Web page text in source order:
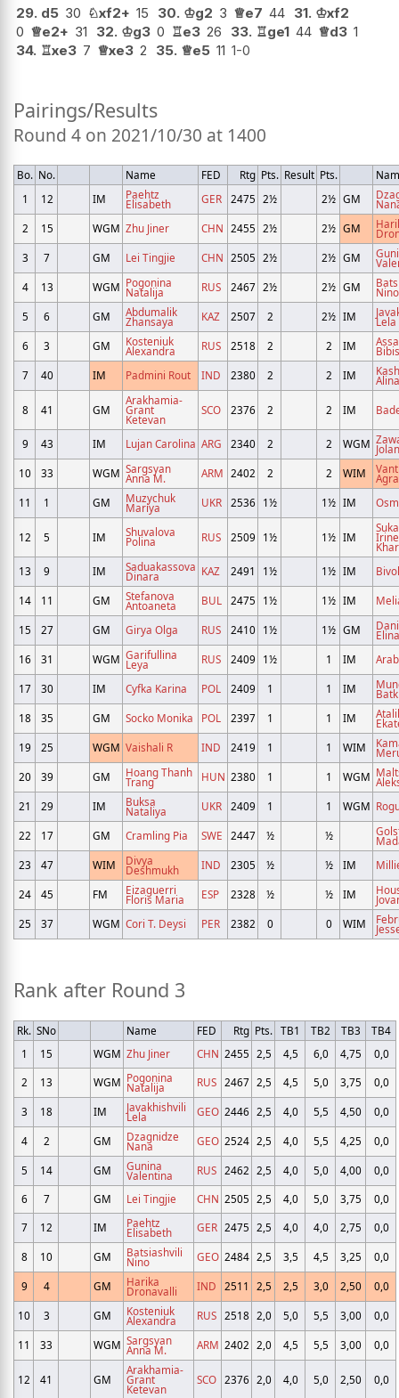
29. d5 30 ♘xf2+ 15 30. ♔g2 3 ♕e7 44 31. ♔xf2
0 ♕e2+ 31 32. ♔g3 0 ♖e3 26 33. ♖ge1 44 ♕d3 1
34. ♖xe3 7 ♕xe3 2 35. ♕e5 11 1-0
Pairings/Results
Round 4 on 2021/10/30 at 1400
Bo. No. Name FED Rtg Pts. Result Pts.
1
12 IM Paehtz
Elisabeth GER 2475 2½ 2½ GM
2
15 WGM Zhu Jiner CHN 2455 2½ 2½ GM
3
7 GM Lei Tingjie CHN 2505 2½ 2½ GM
4
13 WGM Pogonina
Natalija RUS 2467 2½ 2½ GM
Nino
5
6 GM Abdumalik
Zhansaya KAZ 2507 2 2½ IM
Lela
6
3 GM Kosteniuk
Alexandra RUS 2518 2 2 IM
7
40 IM Padmini Rout IND 2380 2 2 IM Alina
8 41 GM
Arakhamia-
Grant
Ketevan
SCO 2376 2 2 IM
9 43 IM Lujan Carolina ARG 2340 2 2 WGM
10
33 WGM Sargsyan
Anna M. ARM 2402 2 2 WIM
11
1 GM Muzychuk
Mariya UKR 2536 1½ 1½ IM
12 5 IM Shuvalova
Polina RUS 2509 1½ 1½ IM Irine
13
9 IM Saduakassova
Dinara KAZ 2491 1½ 1½ IM
14 11 GM Stefanova
Antoaneta BUL 2475 1½ 1½ IM
15 27 GM Girya Olga RUS 2410 1½ 1½ GM
Elina
16
31 WGM Garifullina
Leya RUS 2409 1½ 1 IM
17 30 IM Cyfka Karina POL 2409 1 1 IM
18
35 GM Socko Monika POL 2397 1 1 IM
19
25 WGM Vaishali R IND 2419 1 1 WIM
20
39 GM Hoang Thanh
Trang HUN 2380 1 1 WGM
21
29 IM Buksa
Nataliya UKR 2409 1 1 WGM
22 17 GM Cramling Pia SWE 2447 ½ ½
23
47 WIM Divya
Deshmukh IND 2305 ½ ½ IM
24 45 FM Eizaguerri
Floris Maria ESP 2328 ½ ½ IM
25
37 WGM Cori T. Deysi PER 2382 0 0 WIM
Rank after Round 3
Rk. SNo Name FED Rtg Pts. TB1 TB2 TB3
TB4
1
15 WGM Zhu Jiner CHN 2455 2,5 4,5 6,0 4,75
0,0
2
13 WGM Pogonina
Natalija RUS 2467 2,5 4,5 5,0 3,75 0,0
3 18 IM Javakhishvili
Lela GEO 2446 2,5 4,0 5,5 4,50 0,0
4 2 GM Dzagnidze
Nana GEO 2524 2,5 4,0 5,5 4,25 0,0
5 14 GM Gunina
Valentina RUS 2462 2,5 4,0 5,0 4,00
0,0
6
7 GM Lei Tingjie CHN 2505 2,5 4,0 5,0 3,75
0,0
7
12 IM Paehtz
Elisabeth GER 2475 2,5 4,0 4,0 2,75 0,0
8 10 GM Batsiashvili
Nino GEO 2484 2,5 3,5 4,5 3,25 0,0
9 4 GM Harika
Dronavalli IND 2511 2,5 2,5 3,0 2,50 0,0
10 3 GM Kosteniuk
Alexandra RUS 2518 2,0 5,0 5,5 3,00 0,0
11 33 WGM Sargsyan
Anna M. ARM 2402 2,0 4,5 5,5 3,00 0,0
12 41 GM
Arakhamia-
Grant
Ketevan
SCO 2376 2,0 4,0 5,0 2,50 0,0